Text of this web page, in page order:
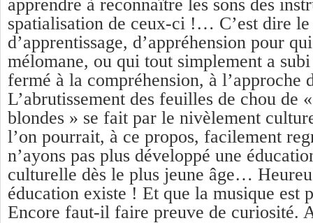
apprendre à reconnaître les sons des
spatialisation de ceux-ci !… C’est dire
d’apprentissage, d’appréhension pour
mélomane, ou qui tout simplement a
fermé à la compréhension, à
L’abrutissement des feuilles de chou de
blondes » se fait par le nivèlement
l’on pourrait, à ce propos, facilement
n’ayons pas plus développé une
culturelle dès le plus jeune âge…
éducation existe ! Et que la musique
Encore faut-il faire preuve de curiosité.